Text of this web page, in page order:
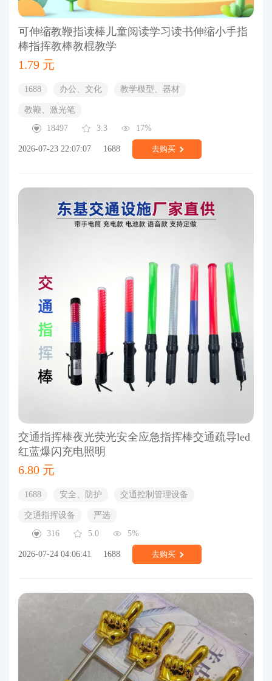
可伸缩教鞭指读棒儿童阅读学习读书伸缩小手指
棒指挥教棒教棍教学
1.79 元
1688 办公、文化 教学模型、器材
教鞭、激光笔
18497
3.3 17%
2026-07-23 22:07:07 1688 去购买
交通指挥棒夜光荧光安全应急指挥棒交通疏导led
红蓝爆闪充电照明
6.80 元
1688 安全、防护 交通控制管理设备
交通指挥设备
严选
316
5.0 5%
2026-07-24 04:06:41 1688 去购买